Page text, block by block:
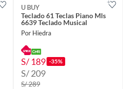
U BUY
Teclado 61 Teclas Piano Mls
6639 Teclado Musical
Por Hiedra
S/ 189 -35%
S/ 209
S/ 289